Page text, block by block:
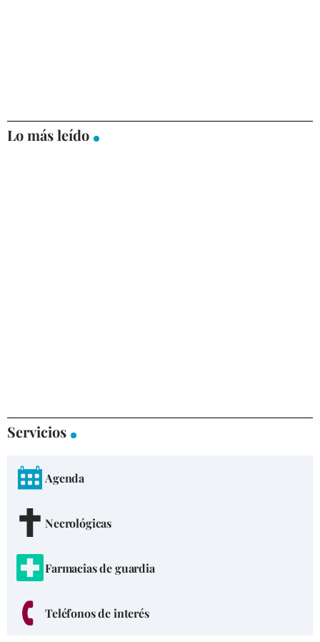
Lo más leído
Servicios
Agenda
Necrológicas
Farmacias de guardia
Teléfonos de interés